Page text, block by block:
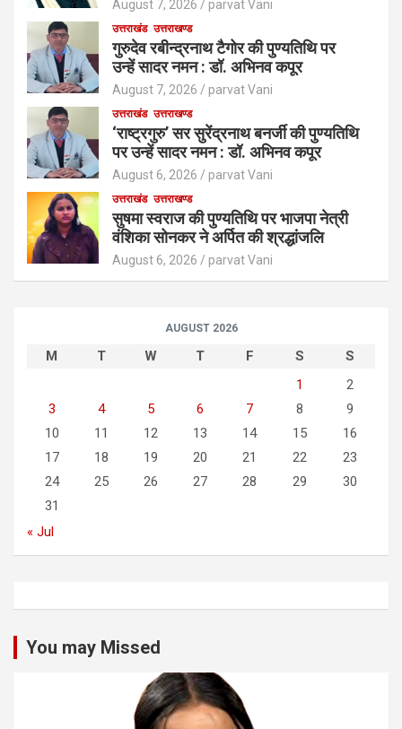
August 7, 2026 parvat Vani
उत्तराखंड उत्तराखण्ड
गुरुदेव रबीन्द्रनाथ टैगोर की पुण्यतिथि पर
उन्हें सादर नमन : डॉ. अभिनव कपूर
August 7, 2026 parvat Vani
उत्तराखंड उत्तराखण्ड
‘राष्ट्रगुरु’ सर सुरेंद्रनाथ बनर्जी की पुण्यतिथि
पर उन्हें सादर नमन : डॉ. अभिनव कपूर
August 6, 2026 parvat Vani
उत्तराखंड उत्तराखण्ड
सुषमा स्वराज की पुण्यतिथि पर भाजपा नेत्री
वंशिका सोनकर ने अर्पित की श्रद्धांजलि
August 6, 2026 parvat Vani
AUGUST 2026
M T W T F S
S
1
2
3
4 5 6 7 8
9
10
11 12 13 14 15
16
17
18 19 20 21 22
23
24
25 26 27 28 29
30
31
« Jul
You may Missed